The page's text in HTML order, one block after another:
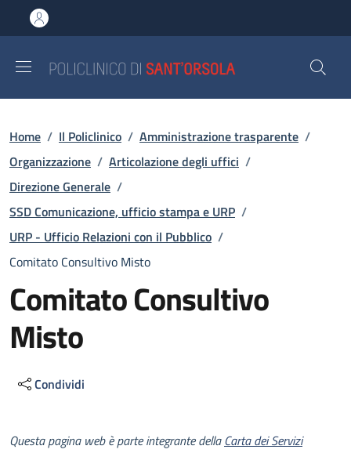
al contenuto principale
to footer content
Briciole di pane
Home / Il Policlinico / Amministrazione trasparente /
Organizzazione / Articolazione degli uffici /
Direzione Generale /
SSD Comunicazione, ufficio stampa e URP /
URP - Ufficio Relazioni con il Pubblico /
Comitato Consultivo Misto
Comitato Consultivo
Misto
Condividi
Descrizione
Questa pagina web è parte integrante dellaCarta dei Servizi